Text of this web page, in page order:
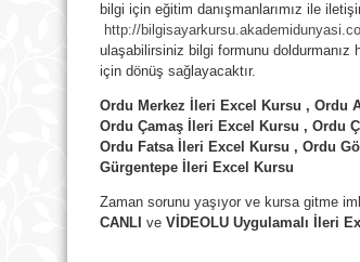
bilgi için eğitim danışmanlarımız ile
http://
ulaşabilirsiniz bilgi formunu doldurmanız
için dönüş sağlayacaktır.
Ordu Merkez İleri Excel Kursu , Ordu
Ordu Çamaş İleri Excel Kursu , Ordu
Ordu Fatsa
İleri Excel Kursu , Ordu
Gürgentepe
İleri Excel Kursu
Zaman sorunu yaşıyor ve kursa gitme
CANLI ve VİDEOLU Uygulamalı İleri